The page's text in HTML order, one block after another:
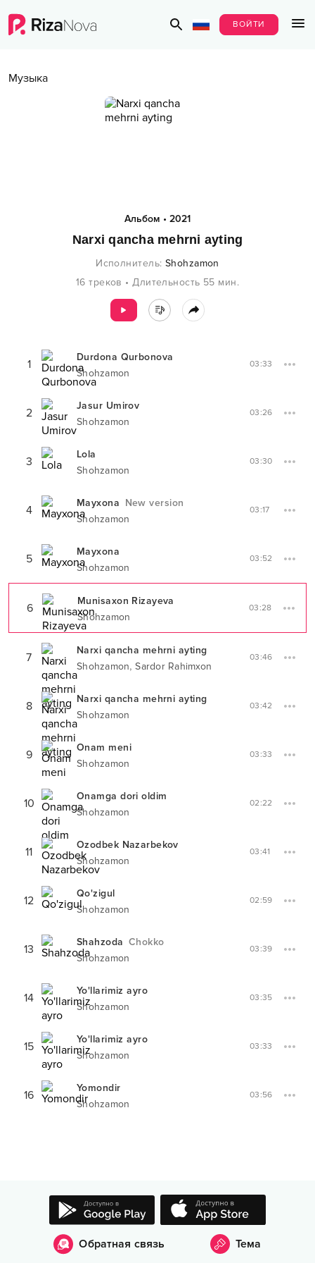
ВОЙТИ
Музыка
Альбом • 2021
Narxi qancha mehrni ayting
Исполнитель: Shohzamon
16 треков •Длительность 55 мин.
1
Durdona Qurbonova
Shohzamon
03:33
2
Jasur Umirov
Shohzamon
03:26
3
Lola
Shohzamon
03:30
4 Mayxona New version
Shohzamon
03:17
5
Mayxona
Shohzamon
03:52
6
Munisaxon Rizayeva
Shohzamon
03:28
7
Narxi qancha mehrni ayting
Shohzamon,Sardor Rahimxon
03:46
8
Narxi qancha mehrni ayting
Shohzamon
03:42
9
Onam meni
Shohzamon
03:33
10
Onamga dori oldim
Shohzamon
02:22
11
Ozodbek Nazarbekov
Shohzamon
03:41
12
Qo'zigul
Shohzamon
02:59
13 Shahzoda Chokko
Shohzamon
03:39
14
Yo'llarimiz ayro
Shohzamon
03:35
15
Yo'llarimiz ayro
Shohzamon
03:33
16
Yomondir
Shohzamon
03:56
Обратная связь Тема